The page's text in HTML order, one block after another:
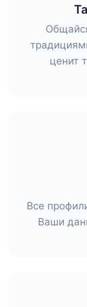
ценит
Все
Ваши